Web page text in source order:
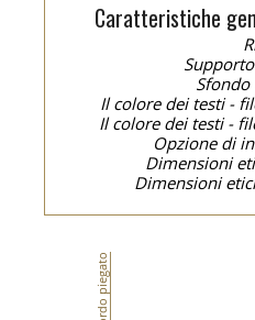
Caratteristiche
Il colore dei testi -
Il colore dei testi -
Opzione di
Dimensioni
Dimensioni
Bordo piegato